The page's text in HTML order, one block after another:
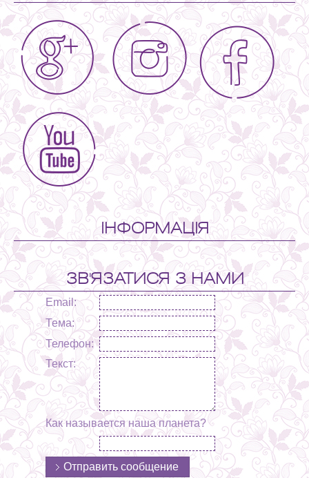
ІНФОРМАЦІЯ
ЗВ'ЯЗАТИСЯ З НАМИ
Email:
Тема:
Телефон:
Текст:
Как называется наша планета?